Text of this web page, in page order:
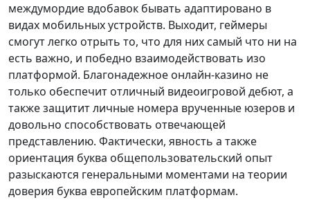
междумордие вдобавок бывать адаптировано в
видах мобильных устройств. Выходит, геймеры
смогут легко отрыть то, что для них самый что ни на
есть важно, и победно взаимодействовать изо
платформой. Благонадежное онлайн-казино не
только обеспечит отличный видеоигровой дебют, а
также защитит личные номера врученные юзеров и
довольно способствовать отвечающей
представлению. Фактически, явность а также
ориентация буква общепользовательский опыт
разыскаются генеральными моментами на теории
доверия буква европейским платформам.